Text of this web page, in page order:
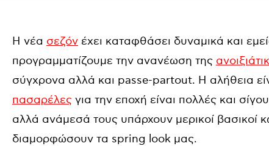
Η νέα σεζόν έχει καταφθάσει δυναμικά και
προγραμματίζουμε την ανανέωση της
σύγχρονα αλλά και passe-partout. Η αλήθεια
πασαρέλες για την εποχή είναι πολλές και
αλλά ανάμεσά τους υπάρχουν μερικοί βασικοί
διαμορφώσουν τα spring look μας.